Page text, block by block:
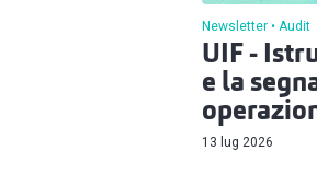
Newsletter Audit
UIF -
e la
13 lug 2026